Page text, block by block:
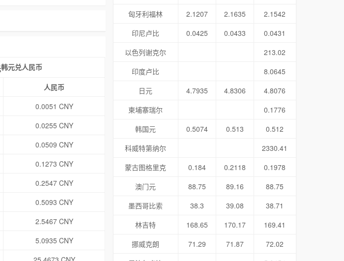
韩元兑人民币
人民币
0.0051 CNY
0.0255 CNY
0.0509 CNY
0.1273 CNY
0.2547 CNY
0.5093 CNY
2.5467 CNY
5.0935 CNY
匈牙利福林
2.1207 2.1635
2.1542
印尼卢比
0.0425 0.0433
0.0431
以色列谢克尔
213.02
印度卢比
8.0645
日元
4.7935 4.8306
4.8076
柬埔寨瑞尔
0.1776
韩国元
0.5074 0.513
0.512
科威特第纳尔
2330.41
蒙古图格里克
0.184 0.2118
0.1978
澳门元
88.75 89.16
88.75
墨西哥比索
38.3 39.08
38.71
林吉特
168.65 170.17
169.41
挪威克朗
71.29 71.87
72.02